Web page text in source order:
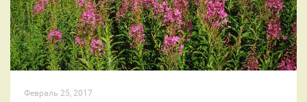
Февраль 25, 2017